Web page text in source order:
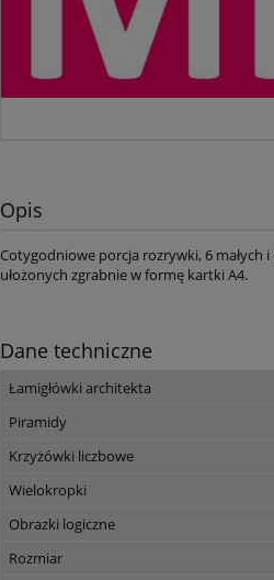
Opis
Cotygodniowe porcja rozrywki, 6 małych
ułożonych zgrabnie w formę kartki A4.
Dane techniczne
Łamigłówki architekta
Piramidy
Krzyżówki liczbowe
Wielokropki
Obrazki logiczne
Rozmiar